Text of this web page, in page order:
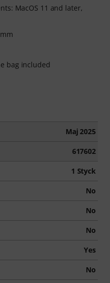
MacOS 11 and later,
bag included
Maj 2025
617602
1 Styck
No
No
No
Yes
No